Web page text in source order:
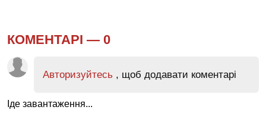
КОМЕНТАРІ — 0
Авторизуйтесь , щоб додавати коментарі
Іде завантаження...